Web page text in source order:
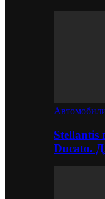
Stellantis
Ducato.